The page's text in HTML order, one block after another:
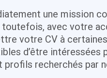
une mission
avec votre
votre CV à
d’être intéressées
recherchés par